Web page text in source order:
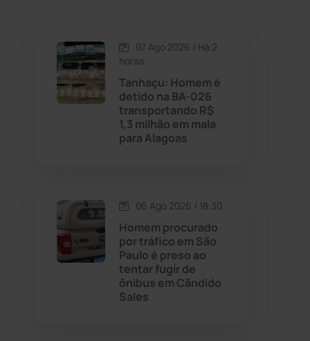
Caetité (1504)
Candiba (157)
Cândido Sales
Caturama
Chapada Diamantina
07 Ago 2026 / Há 2
horas
Tanhaçu: Homem é
detido na BA-026
transportando R$
1,3 milhão em mala
para Alagoas
06 Ago 2026 / 18:30
Homem procurado
por tráfico em São
Paulo é preso ao
tentar fugir de
ônibus em Cândido
Sales